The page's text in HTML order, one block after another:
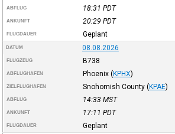
ABFLUG 18:31 PDT
ANKUNFT 20:29 PDT
FLUGDAUER Geplant
DATUM 08.08.2026
FLUGZEUG B738
ABFLUGHAFEN Phoenix (KPHX)
ZIELFLUGHAFEN Snohomish County (KPAE)
ABFLUG 14:33 MST
ANKUNFT 17:11 PDT
FLUGDAUER Geplant